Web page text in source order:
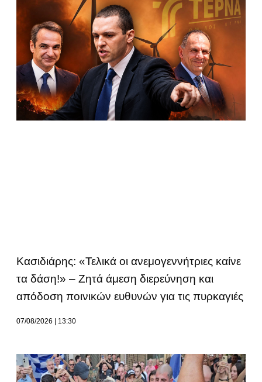
Κασιδιάρης: «Τελικά οι ανεμογεννήτριες καίνε
τα δάση!» – Ζητά άμεση διερεύνηση και
απόδοση ποινικών ευθυνών για τις πυρκαγιές
07/08/2026 13:30